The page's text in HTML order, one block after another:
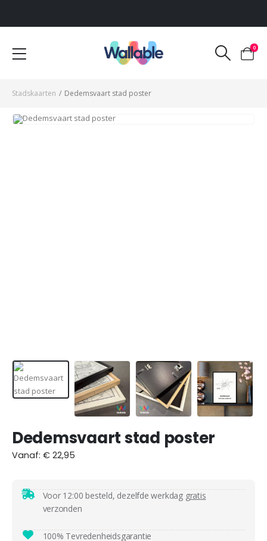
Voor 12:00 uur besteld, dezelfde werkdag verzonden
0
Stadskaarten / Dedemsvaart stad poster
Dedemsvaart stad poster
Vanaf: € 22,95
Voor 12:00 besteld, dezelfde werkdag gratis
verzonden
100% Tevredenheidsgarantie